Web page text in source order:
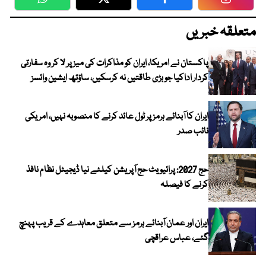
WhatsApp Twitter Facebook
متعلقہ خبریں
پاکستان نے امریکا، ایران کو مذاکرات کی میز پر لا کر وہ سفارتی
کردار اداکیا جو بڑی طاقتیں نہ کرسکیں، ساؤتھ ایشین وائسز
ایران کا آبنائے ہرمز پر ٹول عائد کرنے کا منصوبہ نہیں، امریکی
نائب صدر
حج 2027: پرائیویٹ حج آپریشن کیلئے نیا ڈیجیٹل نظام نافذ
کرنے کا فیصلہ
ایران اور عمان آبنائے ہرمز سے متعلق معاہدے کے قریب پہنچ
گئے، عباس عراقچی